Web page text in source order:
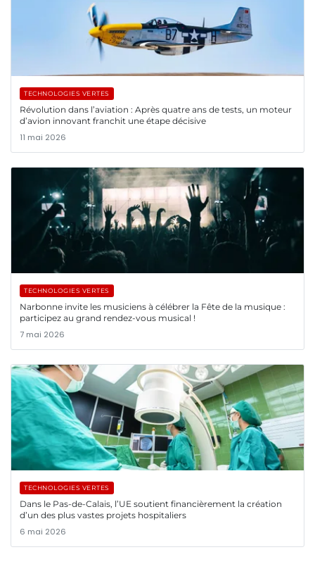
TECHNOLOGIES VERTES
Révolution dans l’aviation : Après quatre ans de tests, un moteur
d’avion innovant franchit une étape décisive
11 mai 2026
TECHNOLOGIES VERTES
Narbonne invite les musiciens à célébrer la Fête de la musique :
participez au grand rendez-vous musical !
7 mai 2026
TECHNOLOGIES VERTES
Dans le Pas-de-Calais, l’UE soutient financièrement la création
d’un des plus vastes projets hospitaliers
6 mai 2026